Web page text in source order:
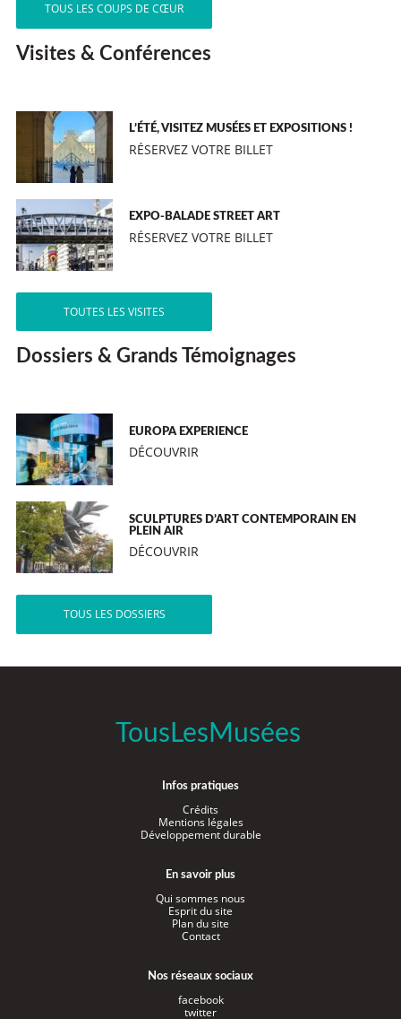
TOUS LES COUPS DE CŒUR
Visites & Conférences
L’ÉTÉ, VISITEZ MUSÉES ET EXPOSITIONS !
RÉSERVEZ VOTRE BILLET
EXPO-BALADE STREET ART
RÉSERVEZ VOTRE BILLET
TOUTES LES VISITES
Dossiers & Grands Témoignages
EUROPA EXPERIENCE
DÉCOUVRIR
SCULPTURES D’ART CONTEMPORAIN EN
PLEIN AIR
DÉCOUVRIR
TOUS LES DOSSIERS
TousLesMusées
Infos pratiques
Crédits
Mentions légales
Développement durable
En savoir plus
Qui sommes nous
Esprit du site
Plan du site
Contact
Nos réseaux sociaux
facebook
twitter